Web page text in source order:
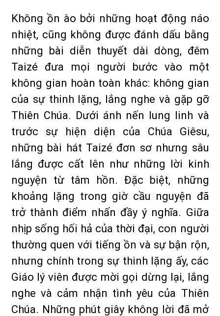
Không ồn ào bởi những hoạt động náo
nhiệt, cũng không được đánh dấu bằng
những bài diễn thuyết dài dòng, đêm
Taizé đưa mọi người bước vào một
không gian hoàn toàn khác: không gian
của sự thinh lặng, lắng nghe và gặp gỡ
Thiên Chúa. Dưới ánh nến lung linh và
trước sự hiện diện của Chúa Giêsu,
những bài hát Taizé đơn sơ nhưng sâu
lắng được cất lên như những lời kinh
nguyện từ tâm hồn. Đặc biệt, những
khoảng lặng trong giờ cầu nguyện đã
trở thành điểm nhấn đầy ý nghĩa. Giữa
nhịp sống hối hả của thời đại, con người
thường quen với tiếng ồn và sự bận rộn,
nhưng chính trong sự thinh lặng ấy, các
Giáo lý viên được mời gọi dừng lại, lắng
nghe và cảm nhận tình yêu của Thiên
Chúa. Những phút giây không lời đã mở